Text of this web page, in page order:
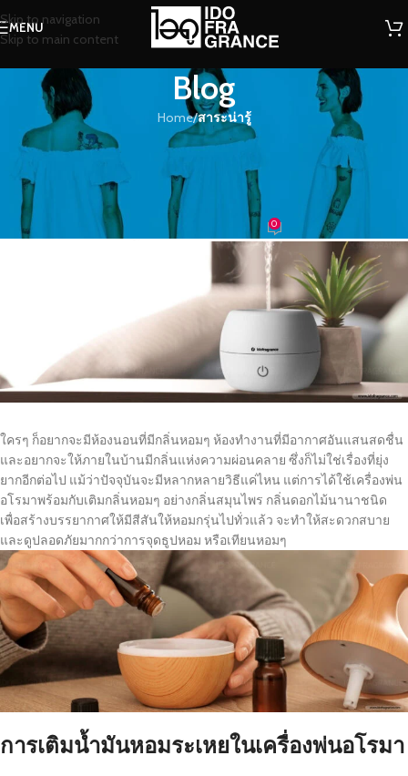
Skip to navigation
Skip to main content
MENU
Blog
Home/สาระน่ารู้
สาระน่ารู้
สร้างกลิ่นหอมเดิมๆแบบไม่ต้องกลัว
กลิ่นเปลี่ยน..ด้วยเครื่องพ่นอโรมา
น้ำหอม On 01/10/2019 0
ใครๆ ก็อยากจะมีห้องนอนที่มีกลิ่นหอมๆ ห้องทำงานที่มีอากาศอันแสนสดชื่น
และอยากจะให้ภายในบ้านมีกลิ่นแห่งความผ่อนคลาย ซึ่งก็ไม่ใช่เรื่องที่ยุ่ง
ยากอีกต่อไป แม้ว่าปัจจุบันจะมีหลากหลายวิธีแค่ไหน แต่การได้ใช้เครื่องพ่น
อโรมาพร้อมกับเติมกลิ่นหอมๆ อย่างกลิ่นสมุนไพร กลิ่นดอกไม้นานาชนิด
เพื่อสร้างบรรยากาศให้มีสีสันให้หอมกรุ่นไปทั่วแล้ว จะทำให้สะดวกสบาย
และดูปลอดภัยมากกว่าการจุดธูปหอม หรือเทียนหอมๆ
การเติมน้ำมันหอมระเหยในเครื่องพ่นอโรมา